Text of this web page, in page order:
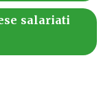
salariati